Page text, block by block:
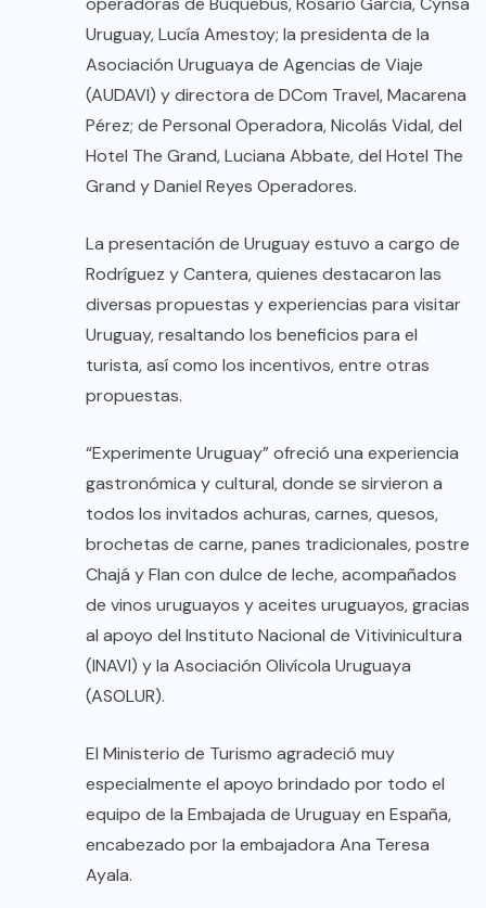
Uruguay, Lucía Amestoy; la presidenta de la
Asociación Uruguaya de Agencias de Viaje
(AUDAVI) y directora de DCom Travel, Macarena
Pérez; de Personal Operadora, Nicolás Vidal, del
Hotel The Grand, Luciana Abbate, del Hotel The
Grand y Daniel Reyes Operadores.
La presentación de Uruguay estuvo a cargo de
Rodríguez y Cantera, quienes destacaron las
diversas propuestas y experiencias para visitar
Uruguay, resaltando los beneficios para el
turista, así como los incentivos, entre otras
propuestas.
“Experimente Uruguay” ofreció una experiencia
gastronómica y cultural, donde se sirvieron a
todos los invitados achuras, carnes, quesos,
brochetas de carne, panes tradicionales, postre
Chajá y Flan con dulce de leche, acompañados
de vinos uruguayos y aceites uruguayos, gracias
al apoyo del Instituto Nacional de Vitivinicultura
(INAVI) y la Asociación Olivícola Uruguaya
(ASOLUR).
El Ministerio de Turismo agradeció muy
especialmente el apoyo brindado por todo el
equipo de la Embajada de Uruguay en España,
encabezado por la embajadora Ana Teresa
Ayala.